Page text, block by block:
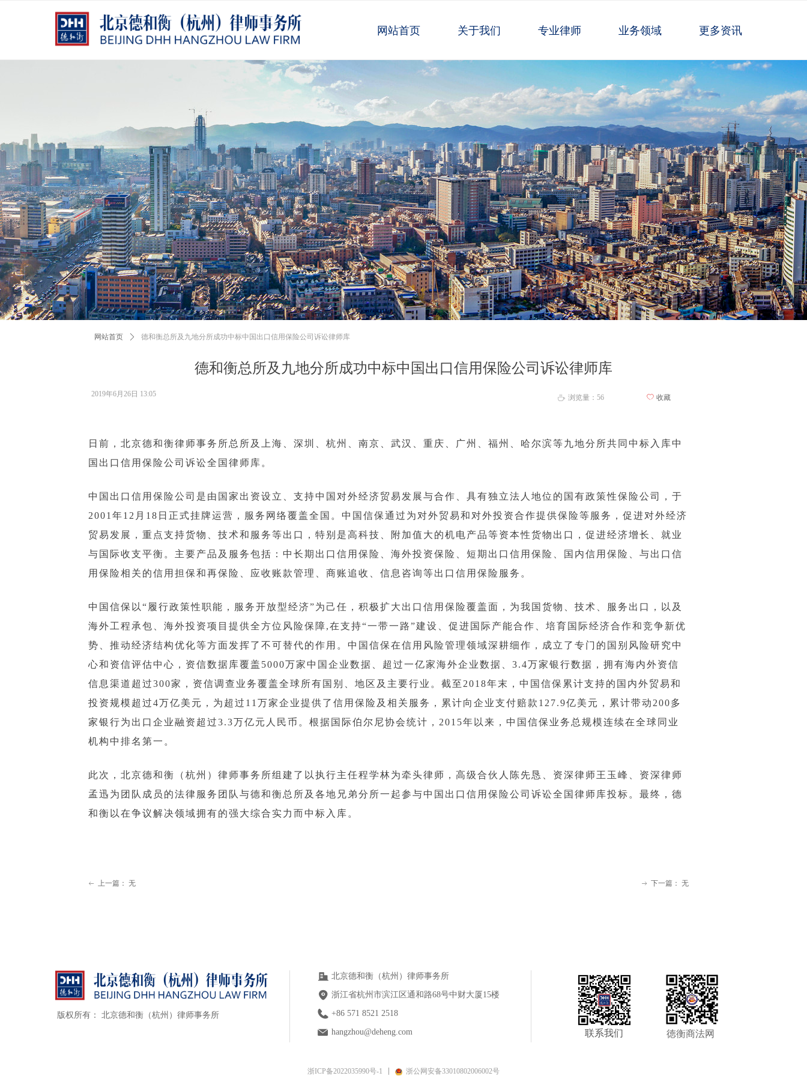
网站首页 关于我们 专业律师 业务领域 更多资讯
德和衡总所及九地分所成功中标中国出口信用保险公司诉讼律师库
网站首页 ꄲ 德和衡总所及九地分所成功中标中国出口信用保险公司诉讼律师库
日前，北京德和衡律师事务所总所及上海、深圳、杭州、南京、武汉、重庆、广州、福州、哈尔滨等九地分所共同中标入库中
国出口信用保险公司诉讼全国律师库。
中国出口信用保险公司是由国家出资设立、支持中国对外经济贸易发展与合作、具有独立法人地位的国有政策性保险公司，于
2001年12月18日正式挂牌运营，服务网络覆盖全国。中国信保通过为对外贸易和对外投资合作提供保险等服务，促进对外经济
贸易发展，重点支持货物、技术和服务等出口，特别是高科技、附加值大的机电产品等资本性货物出口，促进经济增长、就业
与国际收支平衡。主要产品及服务包括：中长期出口信用保险、海外投资保险、短期出口信用保险、国内信用保险、与出口信
用保险相关的信用担保和再保险、应收账款管理、商账追收、信息咨询等出口信用保险服务。
中国信保以“履行政策性职能，服务开放型经济”为己任，积极扩大出口信用保险覆盖面，为我国货物、技术、服务出口，以及
海外工程承包、海外投资项目提供全方位风险保障,在支持“一带一路”建设、促进国际产能合作、培育国际经济合作和竞争新优
势、推动经济结构优化等方面发挥了不可替代的作用。中国信保在信用风险管理领域深耕细作，成立了专门的国别风险研究中
心和资信评估中心，资信数据库覆盖5000万家中国企业数据、超过一亿家海外企业数据、3.4万家银行数据，拥有海内外资信
信息渠道超过300家，资信调查业务覆盖全球所有国别、地区及主要行业。截至2018年末，中国信保累计支持的国内外贸易和
投资规模超过4万亿美元，为超过11万家企业提供了信用保险及相关服务，累计向企业支付赔款127.9亿美元，累计带动200多
家银行为出口企业融资超过3.3万亿元人民币。根据国际伯尔尼协会统计，2015年以来，中国信保业务总规模连续在全球同业
机构中排名第一。
此次，北京德和衡（杭州）律师事务所组建了以执行主任程学林为牵头律师，高级合伙人陈先恳、资深律师王玉峰、资深律师
孟迅为团队成员的法律服务团队与德和衡总所及各地兄弟分所一起参与中国出口信用保险公司诉讼全国律师库投标。最终，德
和衡以在争议解决领域拥有的强大综合实力而中标入库。
2019年6月26日 13:05 ꄘ 浏览量： 56 ꄀ 收藏
ꂃ 上一篇： 无 ꁹ 下一篇： 无
版权所有： 北京德和衡（杭州）律师事务所
联系我们
北京德和衡（杭州）律师事务所
浙江省杭州市滨江区通和路68号中财大厦15楼
+86 571 8521 2518
hangzhou@deheng.com 徳衡商法网
浙ICP备2022035990号-1 浙公网安备33010802006002号